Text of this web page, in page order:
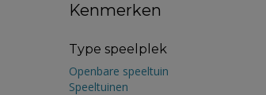
Kenmerken
Type speelplek
Openbare speeltuin
Speeltuinen